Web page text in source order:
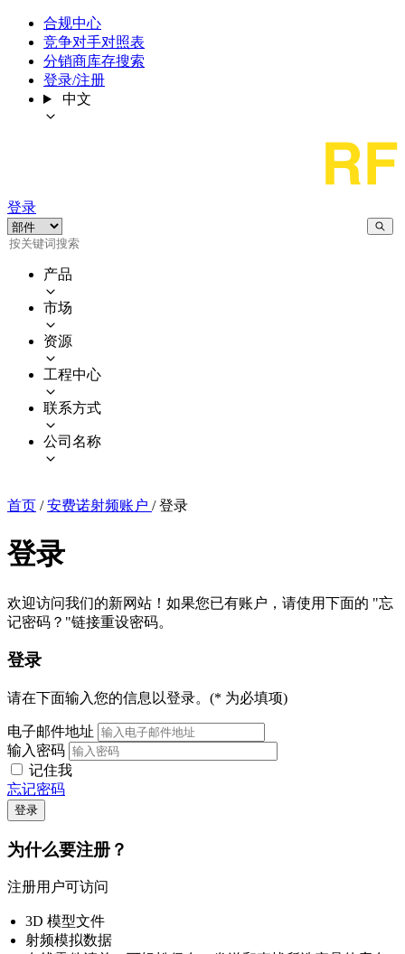
合规中心
竞争对手对照表
分销商库存搜索
登录/注册
中文
登录
产品
市场
资源
工程中心
联系方式
公司名称
首页 / 安费诺射频账户 / 登录
登录
欢迎访问我们的新网站！如果您已有账户，请使用下面的 "忘
记密码？"链接重设密码。
登录
请在下面输入您的信息以登录。(* 为必填项)
电子邮件地址
输入密码
记住我
忘记密码
登录
为什么要注册？
注册用户可访问
3D 模型文件
射频模拟数据